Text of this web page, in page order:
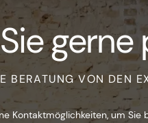
gerne
BERATUNG VON DEN
Kontaktmöglichkeiten, um Sie